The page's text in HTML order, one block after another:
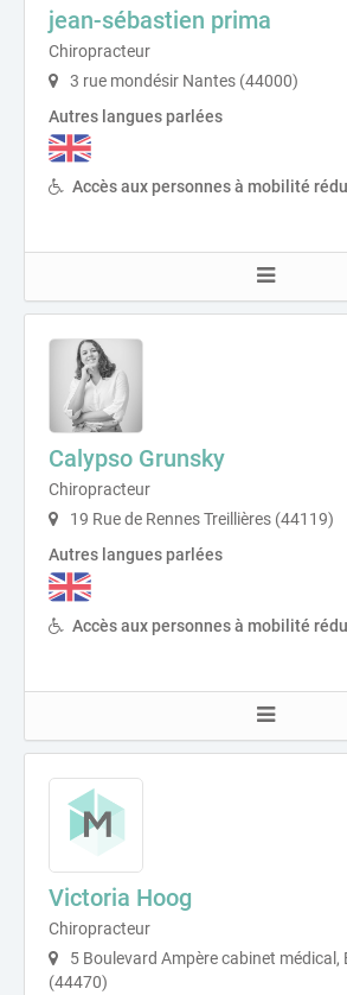
jean-sébastien prima
Chiropracteur
3 rue mondésir Nantes (44000)
Autres langues parlées
Accès aux personnes à mobilité
Calypso Grunsky
Chiropracteur
19 Rue de Rennes Treillières (44119)
Autres langues parlées
Accès aux personnes à mobilité
Victoria Hoog
Chiropracteur
5 Boulevard Ampère cabinet médical,
(44470)